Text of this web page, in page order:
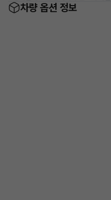
차량 옵션 정보